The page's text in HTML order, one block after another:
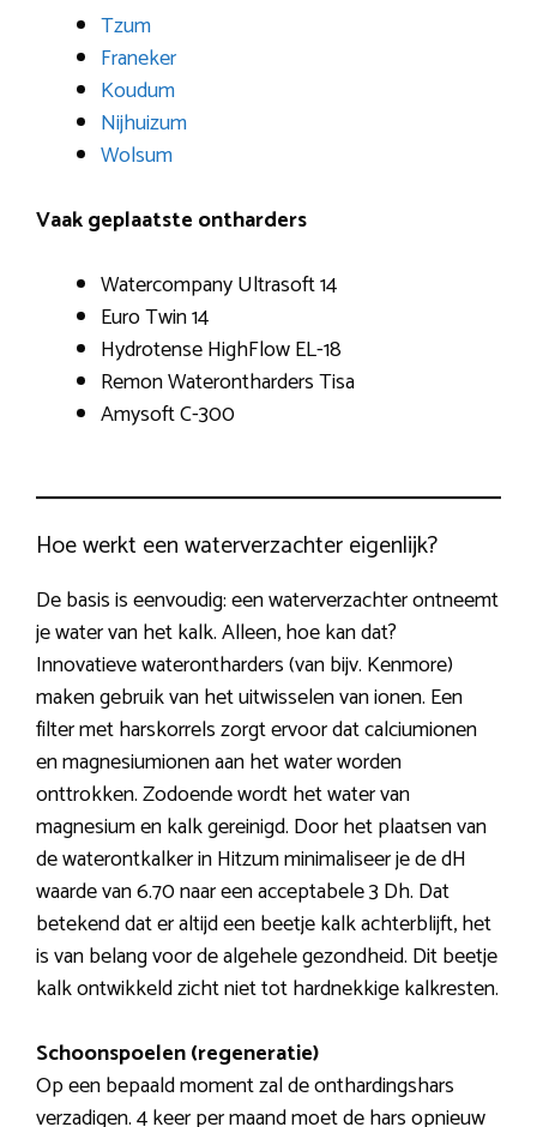
Tzum
Franeker
Koudum
Nijhuizum
Wolsum
Vaak geplaatste ontharders
Watercompany Ultrasoft 14
Euro Twin 14
Hydrotense HighFlow EL-18
Remon Waterontharders Tisa
Amysoft C-300
Hoe werkt een waterverzachter eigenlijk?
De basis is eenvoudig: een waterverzachter ontneemt
je water van het kalk. Alleen, hoe kan dat?
Innovatieve waterontharders (van bijv. Kenmore)
maken gebruik van het uitwisselen van ionen. Een
filter met harskorrels zorgt ervoor dat calciumionen
en magnesiumionen aan het water worden
onttrokken. Zodoende wordt het water van
magnesium en kalk gereinigd. Door het plaatsen van
de waterontkalker in Hitzum minimaliseer je de dH
waarde van 6.70 naar een acceptabele 3 Dh. Dat
betekend dat er altijd een beetje kalk achterblijft, het
is van belang voor de algehele gezondheid. Dit beetje
kalk ontwikkeld zicht niet tot hardnekkige kalkresten.
Schoonspoelen (regeneratie)
Op een bepaald moment zal de onthardingshars
verzadigen. 4 keer per maand moet de hars opnieuw